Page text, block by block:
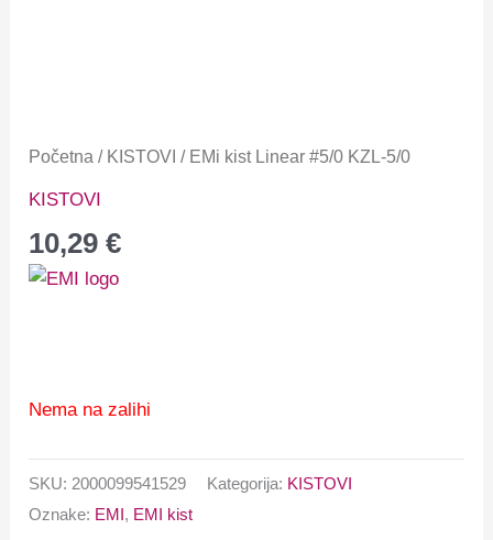
Početna / KISTOVI / EMi kist Linear #5/0 KZL-5/0
KISTOVI
10,29€
Nema na zalihi
SKU: 2000099541529 Kategorija: KISTOVI
Oznake: EMI, EMI kist